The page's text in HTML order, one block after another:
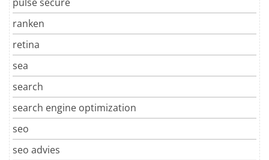
ranken
retina
sea
search
search engine optimization
seo
seo advies